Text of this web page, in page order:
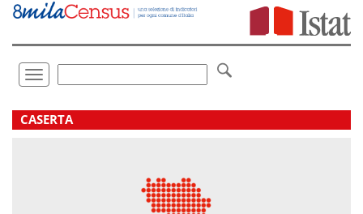
Vai
direttamente
Toggle
navigation
.
CASERTA